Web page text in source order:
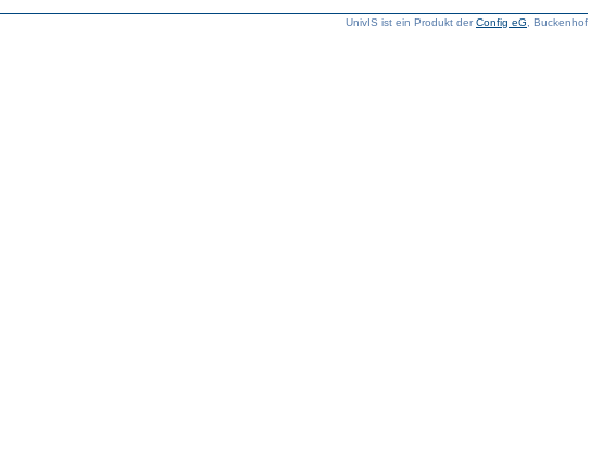
UnivIS ist ein Produkt derConfig eG , Buckenhof